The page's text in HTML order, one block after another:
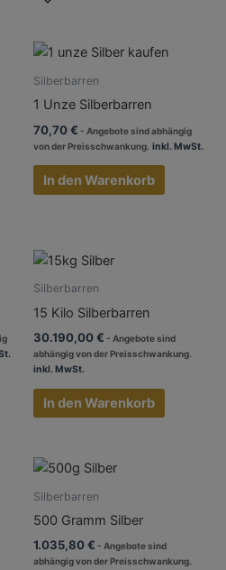
Silberbarren
1 Unze Silberbarren
70,70€
inkl. MwSt.
In den Warenkorb
Silberbarren
15 Kilo Silberbarren
30.190,00€
inkl. MwSt.
In den Warenkorb
Silberbarren
500 Gramm Silber
1.035,80€